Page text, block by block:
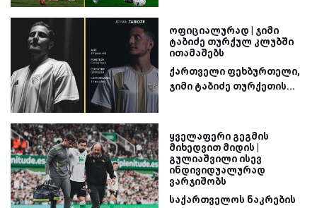
ოფიციალურად | ჯიმი
ტაბიძე თურქულ კლუბში
ითამაშებს
ქართველი ფეხბურთელი,
ჯიმი ტაბიძე თურქეთის...
ყველაფერი გეგმის
მიხედვით მიდის |
გულიაშვილი ისევ
ინდივიდუალურად
ვარჯიშობს
საქართველოს ნაკრების